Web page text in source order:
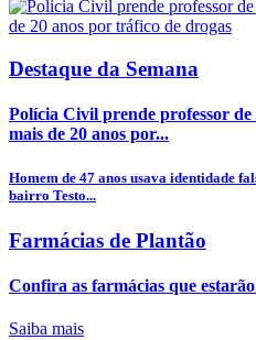
Destaque da Semana
Polícia Civil prende professor
mais de 20 anos por...
Homem de 47 anos usava identidade
bairro Testo...
Farmácias de Plantão
Confira as farmácias que
Saiba mais